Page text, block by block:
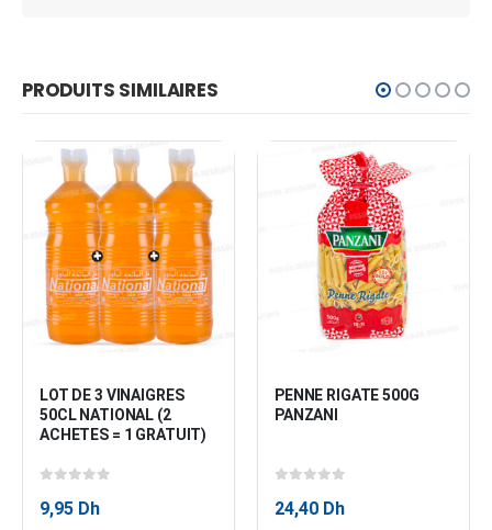
PRODUITS SIMILAIRES
LOT DE 3 VINAIGRES
50CL NATIONAL (2
ACHETES = 1 GRATUIT)
9,95 Dh
PENNE RIGATE 500G
PANZANI
24,40 Dh